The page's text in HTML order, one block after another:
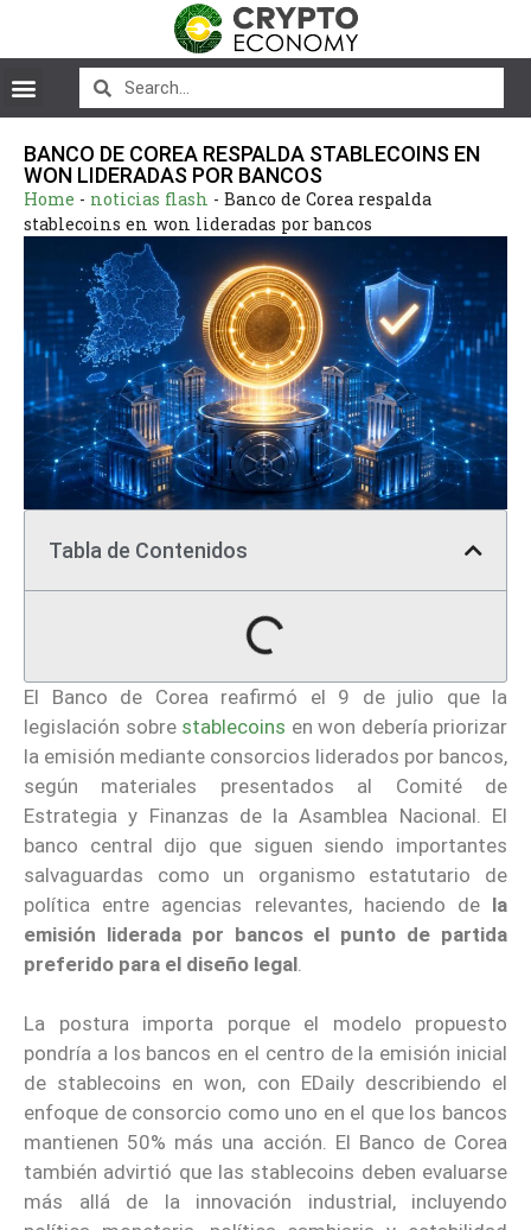
BANCO DE COREA RESPALDA STABLECOINS EN
WON LIDERADAS POR BANCOS
Home - noticias flash - Banco de Corea respalda
stablecoins en won lideradas por bancos
Tabla de Contenidos
El Banco de Corea reafirmó el 9 de julio que la
legislación sobre stablecoins en won debería priorizar
la emisión mediante consorcios liderados por bancos,
según materiales presentados al Comité de
Estrategia y Finanzas de la Asamblea Nacional. El
banco central dijo que siguen siendo importantes
salvaguardas como un organismo estatutario de
política entre agencias relevantes, haciendo de la
emisión liderada por bancos el punto de partida
preferido para el diseño legal
La postura importa porque el modelo propuesto
pondría a los bancos en el centro de la emisión inicial
de stablecoins en won, con EDaily describiendo el
enfoque de consorcio como uno en el que los bancos
mantienen 50% más una acción. El Banco de Corea
también advirtió que las stablecoins deben evaluarse
más allá de la innovación industrial, incluyendo